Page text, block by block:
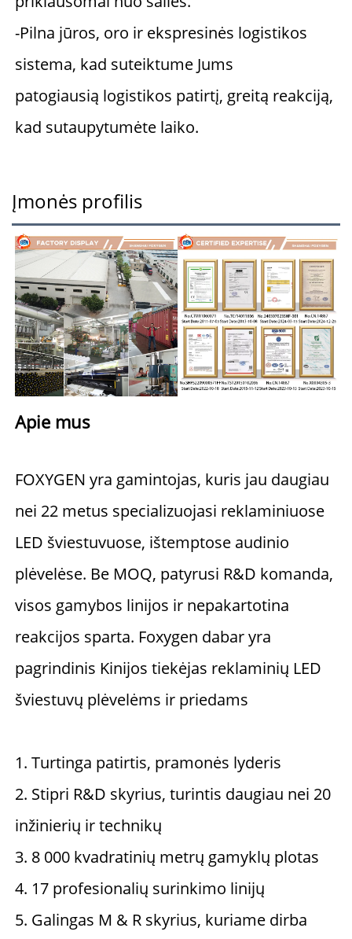
-Pilna jūros, oro ir ekspresinės logistikos
sistema, kad suteiktume Jums
patogiausią logistikos patirtį, greitą reakciją,
kad sutaupytumėte laiko.
Įmonės profilis
Apie mus
FOXYGEN yra gamintojas, kuris jau daugiau
nei 22 metus specializuojasi reklaminiuose
LED šviestuvuose, ištemptose audinio
plėvelėse. Be MOQ, patyrusi R&D komanda,
visos gamybos linijos ir nepakartotina
reakcijos sparta. Foxygen dabar yra
pagrindinis Kinijos tiekėjas reklaminių LED
šviestuvų plėvelėms ir priedams
1. Turtinga patirtis, pramonės lyderis
2. Stipri R&D skyrius, turintis daugiau nei 20
inžinierių ir technikų
3. 8 000 kvadratinių metrų gamyklų plotas
4. 17 profesionalių surinkimo linijų
5. Galingas M & R skyrius, kuriame dirba